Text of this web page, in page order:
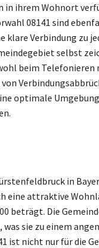
in ihrem Wohnort
08141 sind
klare Verbindung zu
selbst
beim Telefonieren
optimale
in
eine attraktive
beträgt. Die
sie zu einem
ist nicht nur für die